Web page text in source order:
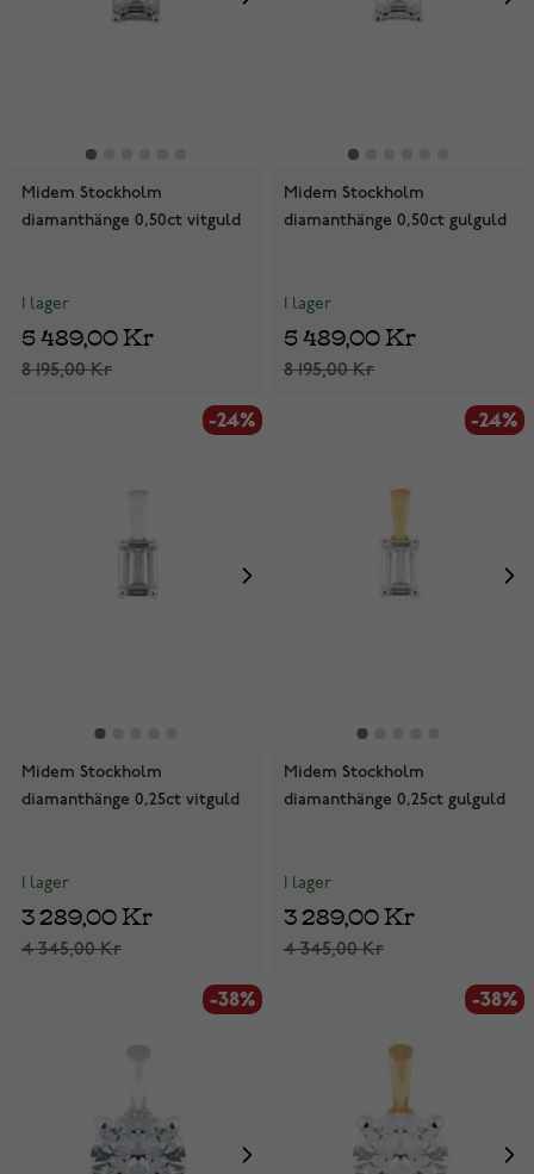
Midem Stockholm
diamanthänge 0,50ct vitguld
I lager
8 195,00 Kr
5 489,00 Kr
Midem Stockholm
diamanthänge 0,50ct gulguld
I lager
8 195,00 Kr
5 489,00 Kr
-24%
Midem Stockholm
diamanthänge 0,25ct vitguld
I lager
4 345,00 Kr
3 289,00 Kr
-24%
Midem Stockholm
diamanthänge 0,25ct gulguld
I lager
4 345,00 Kr
3 289,00 Kr
-38% -38%